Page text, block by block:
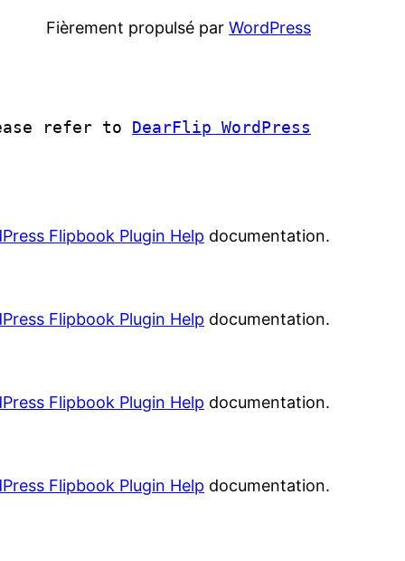
Fièrement propulsé par WordPress
refer to DearFlip WordPress
Flipbook Plugin Help documentation.
Flipbook Plugin Help documentation.
Flipbook Plugin Help documentation.
Flipbook Plugin Help documentation.